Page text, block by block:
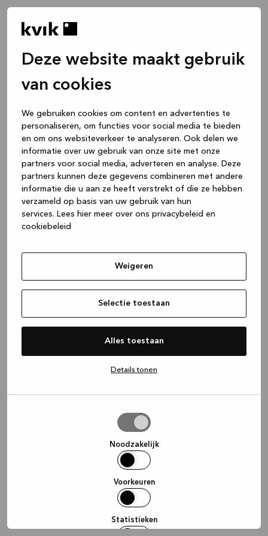
Deze website maakt gebruik
van cookies
We gebruiken cookies om content en advertenties te
personaliseren, om functies voor social media te bieden
en om ons websiteverkeer te analyseren. Ook delen we
informatie over uw gebruik van onze site met onze
partners voor social media, adverteren en analyse. Deze
partners kunnen deze gegevens combineren met andere
informatie die u aan ze heeft verstrekt of die ze hebben
verzameld op basis van uw gebruik van hun
services. Lees hier meer over ons privacybeleid en
cookiebeleid
Weigeren
Selectie toestaan
Alles toestaan
Details tonen
Noodzakelijk
Voorkeuren
Statistieken
(see the browser console for more
information).